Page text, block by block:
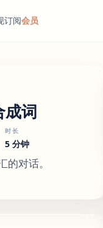
订阅会员
成词
时长
5 分钟
对话。